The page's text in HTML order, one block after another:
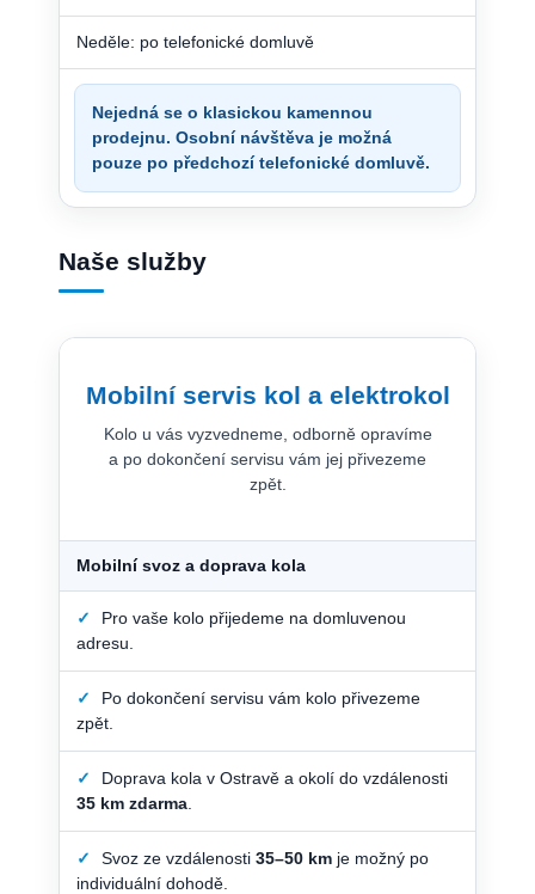
Neděle: po telefonické domluvě
Nejedná se o klasickou kamennou
prodejnu. Osobní návštěva je možná
pouze po předchozí telefonické domluvě.
Naše služby
Mobilní servis kol a elektrokol
Kolo u vás vyzvedneme, odborně opravíme
a po dokončení servisu vám jej přivezeme
zpět.
Mobilní svoz a doprava kola
✓
Pro vaše kolo přijedeme na domluvenou
adresu.
✓
Po dokončení servisu vám kolo přivezeme
zpět.
✓
Doprava kola v Ostravě a okolí do vzdálenosti
35 km zdarma
✓ Svoz ze vzdálenosti 35–50 km je možný po
individuální dohodě.